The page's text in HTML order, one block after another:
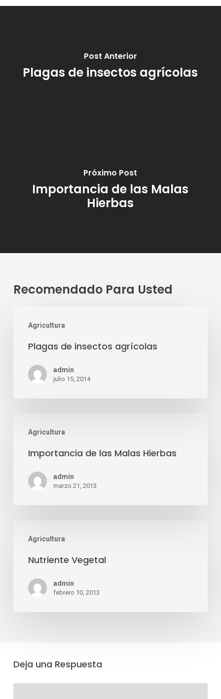
Post Anterior
Plagas de insectos agrícolas
Próximo Post
Importancia de las Malas
Hierbas
Recomendado Para Usted
Agricultura
insectos
Plagas de insectos agrícolas
admin
julio 15, 2014
Agricultura
Hierbas
Importancia de las Malas Hierbas
admin
marzo 21, 2013
Agricultura
Vegetal
Nutriente Vegetal
admin
febrero 10, 2013
Deja una Respuesta